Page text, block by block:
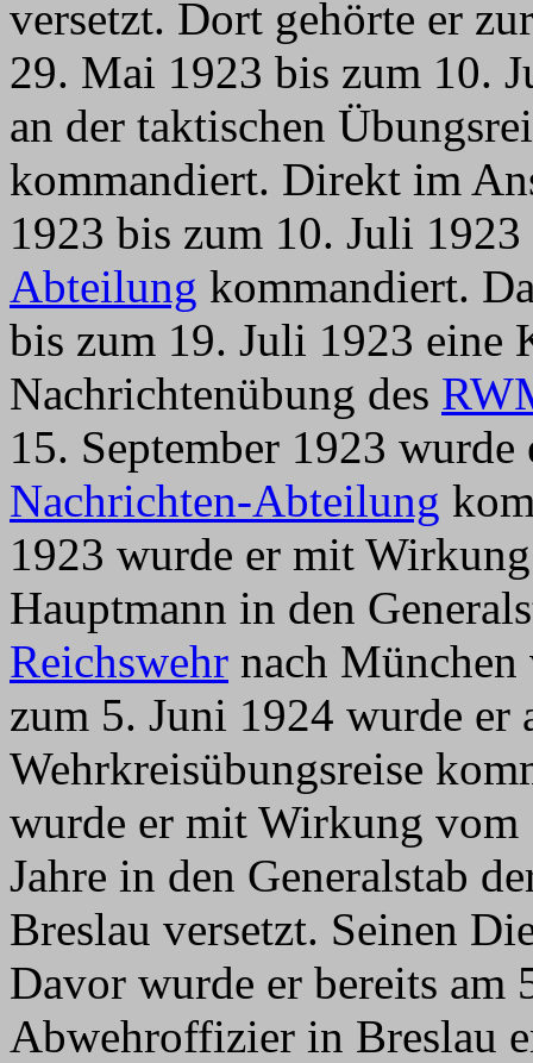
versetzt. Dort gehörte er
29. Mai 1923 bis zum 10.
an der taktischen
kommandiert. Direkt im
1923 bis zum 10. Juli
Abteilung kommandiert.
bis zum 19. Juli 1923 eine
Nachrichtenübung des
15. September 1923
Nachrichten-Abteilung
1923 wurde er mit
Hauptmann in den
Reichswehr nach
zum 5. Juni 1924 wurde er
Wehrkreisübungsreise
wurde er mit Wirkung vom
Jahre in den Generalstab
Breslau versetzt. Seinen
Davor wurde er bereits am
Abwehroffizier in Breslau